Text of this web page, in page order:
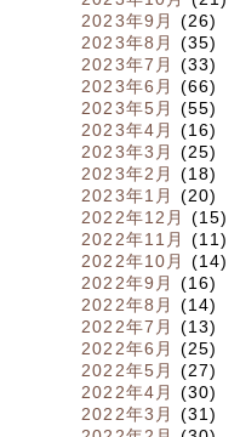
2023年9月
(26)
2023年8月
(35)
2023年7月
(33)
2023年6月
(66)
2023年5月
(55)
2023年4月
(16)
2023年3月
(25)
2023年2月
(18)
2023年1月
(20)
2022年12月
(15)
2022年11月
(11)
2022年10月
(14)
2022年9月
(16)
2022年8月
(14)
2022年7月
(13)
2022年6月
(25)
2022年5月
(27)
2022年4月
(30)
2022年3月
(31)